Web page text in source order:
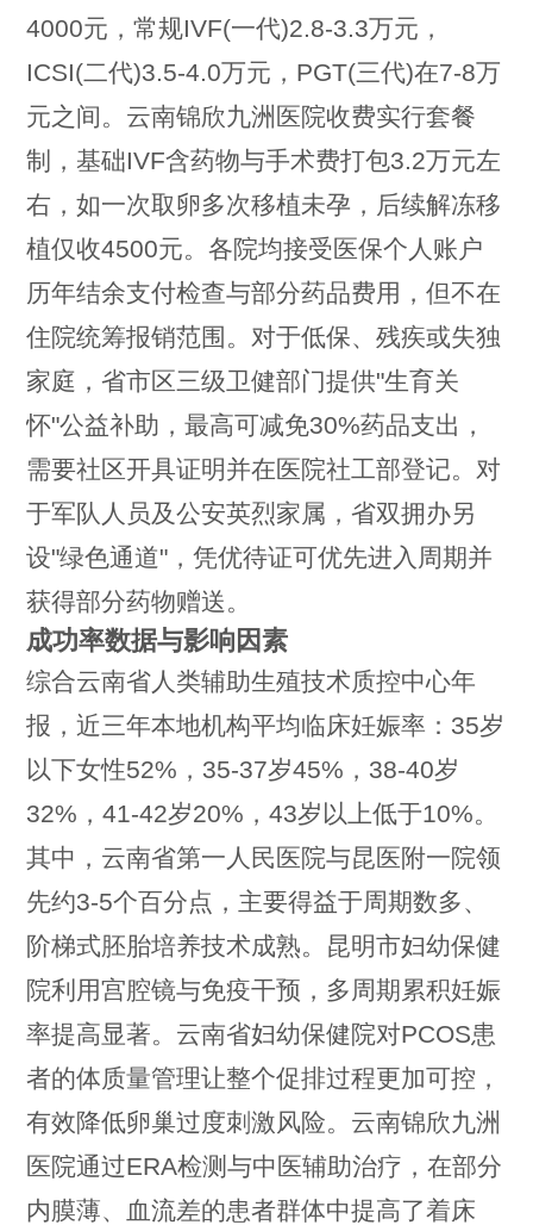
4000元，常规IVF(一代)2.8-3.3万元，
ICSI(二代)3.5-4.0万元，PGT(三代)在7-8万
元之间。云南锦欣九洲医院收费实行套餐
制，基础IVF含药物与手术费打包3.2万元左
右，如一次取卵多次移植未孕，后续解冻移
植仅收4500元。各院均接受医保个人账户
历年结余支付检查与部分药品费用，但不在
住院统筹报销范围。对于低保、残疾或失独
家庭，省市区三级卫健部门提供"生育关
怀"公益补助，最高可减免30%药品支出，
需要社区开具证明并在医院社工部登记。对
于军队人员及公安英烈家属，省双拥办另
设"绿色通道"，凭优待证可优先进入周期并
获得部分药物赠送。
成功率数据与影响因素
综合云南省人类辅助生殖技术质控中心年
报，近三年本地机构平均临床妊娠率：35岁
以下女性52%，35-37岁45%，38-40岁
32%，41-42岁20%，43岁以上低于10%。
其中，云南省第一人民医院与昆医附一院领
先约3-5个百分点，主要得益于周期数多、
阶梯式胚胎培养技术成熟。昆明市妇幼保健
院利用宫腔镜与免疫干预，多周期累积妊娠
率提高显著。云南省妇幼保健院对PCOS患
者的体质量管理让整个促排过程更加可控，
有效降低卵巢过度刺激风险。云南锦欣九洲
医院通过ERA检测与中医辅助治疗，在部分
内膜薄、血流差的患者群体中提高了着床